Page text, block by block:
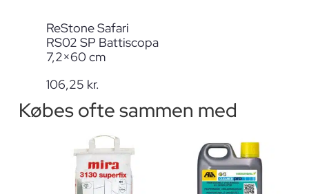
ReStone Safari
RS02 SP Battiscopa
7,2×60 cm
106,25 kr.
Købes ofte sammen med